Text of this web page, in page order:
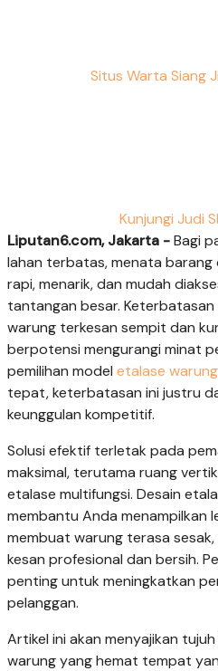
Situs Warta Siang
Kunjungi Judi
Liputan6.com, Jakarta -Bagi
lahan terbatas, menata
rapi, menarik, dan mudah
tantangan besar.
warung terkesan sempit dan
berpotensi mengurangi minat
pemilihan model etalase warung
tepat, keterbatasan ini justru
keunggulan kompetitif.
Solusi efektif terletak pada
maksimal, terutama ruang
etalase multifungsi. Desain
membantu Anda menampilkan
membuat warung terasa
kesan profesional dan bersih.
penting untuk meningkatkan
pelanggan.
Artikel ini akan menyajikan
warung yang hemat tempat